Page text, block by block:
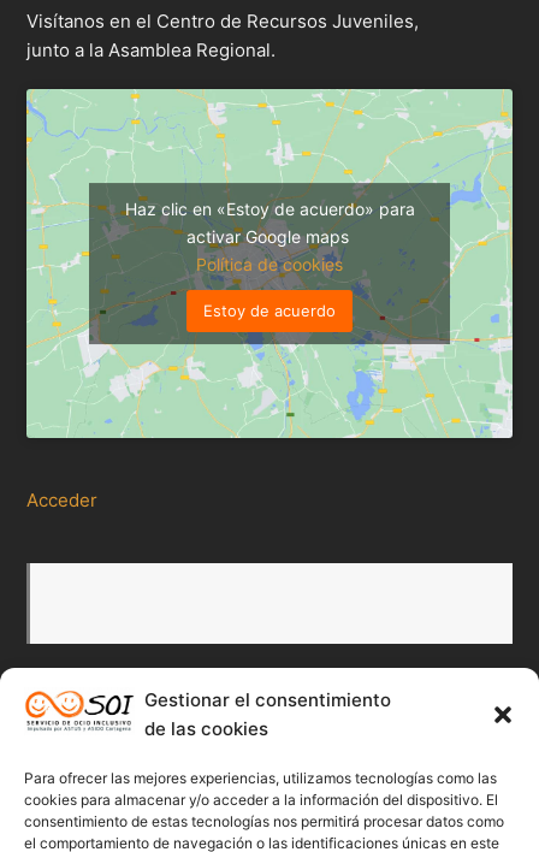
Gestionar el consentimiento
de las cookies
Para ofrecer las mejores experiencias, utilizamos tecnologías como las
cookies para almacenar y/o acceder a la información del dispositivo. El
consentimiento de estas tecnologías nos permitirá procesar datos como
el comportamiento de navegación o las identificaciones únicas en este
Visítanos en el Centro de Recursos Juveniles,
junto a la Asamblea Regional.
Haz clic en «Estoy de acuerdo» para
activar Google maps
Política de cookies
Estoy de acuerdo
Acceder
Redes Sociales
Twitter
Facebook